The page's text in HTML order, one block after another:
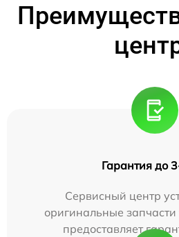
Гарантия до
Сервисный центр
оригинальные
предоставляет